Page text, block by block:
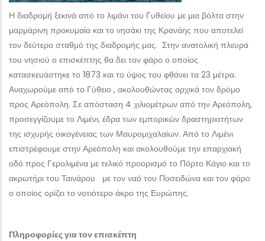
Η διαδρομή ξεκινά από το λιμάνι του Γυθείου με μια βόλτα στην
μαρμάρινη προκυμαία και το νησάκι της Κρανάης που αποτελεί
τον δεύτερο σταθμό της διαδρομής μας. Στην ανατολική πλευρά
του νησιού ο επισκέπτης θα δει τον φάρο ο οποίος
κατασκευάστηκε το 1873 και το ύψος του φθάνει τα 23 μέτρα.
Αναχωρούμε από το Γύθειο , ακολουθώντας αρχικά τον δρόμο
προς Αρεόπολη. Σε απόσταση 4 χιλιομέτρων από την Αρεόπολη,
προσεγγίζουμε το Λιμένι, έδρα των εμπορικών δραστηριοτήτων
της ισχυρής οικογένειας των Μαυρομιχαλαίων. Από το Λιμένι
επιστρέφουμε στην Αρεόπολη και ακολουθούμε την επαρχιακή
οδό προς Γερολιμένα με τελικό προορισμό το Πόρτο Κάγιο και το
ακρωτήρι του Ταινάρου με τον ναό του Ποσειδώνα και τον φάρο
ο οποίος ορίζει το νοτιότερο άκρο της Ευρώπης.
Πληροφορίες για τον επισκέπτη